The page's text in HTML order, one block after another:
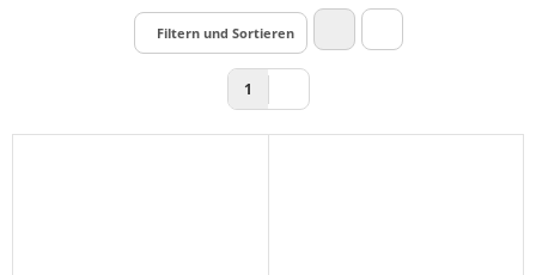
Filtern und Sortieren
1